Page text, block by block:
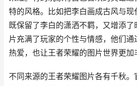
特的风格。比如把李白画成古风与现
既保留了李白的潇洒不羁，又增添了
片充满了玩家的个性与情感，他们
热爱，也让王者荣耀的图片世界更加
不同来源的王者荣耀图片各有千秋。